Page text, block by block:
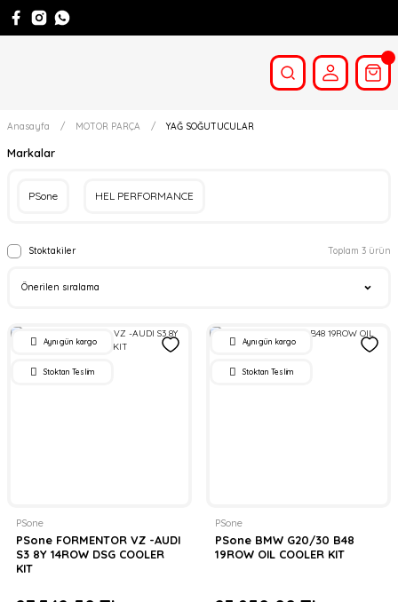
Anasayfa MOTOR PARÇA YAĞ SOĞUTUCULAR
Markalar
PSone HEL PERFORMANCE
Stoktakiler Toplam 3 ürün
Aynı gün kargo
Stoktan Teslim
PSone
PSone FORMENTOR VZ -AUDI
S3 8Y 14ROW DSG COOLER
KIT
Aynı gün kargo
Stoktan Teslim
PSone
PSone BMW G20/30 B48
19ROW OIL COOLER KIT